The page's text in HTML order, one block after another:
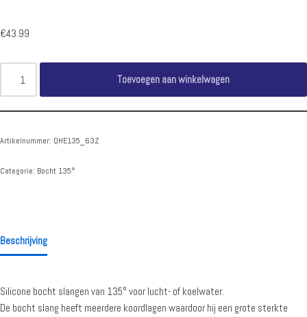
€43.99
Toevoegen aan winkelwagen
Artikelnummer: QHE135_63Z
Categorie: Bocht 135°
Beschrijving
Silicone bocht slangen van 135° voor lucht- of koelwater.
De bocht slang heeft meerdere koordlagen waardoor hij een grote sterkte